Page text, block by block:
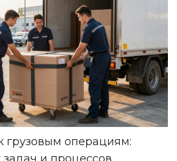
грузовым операциям: